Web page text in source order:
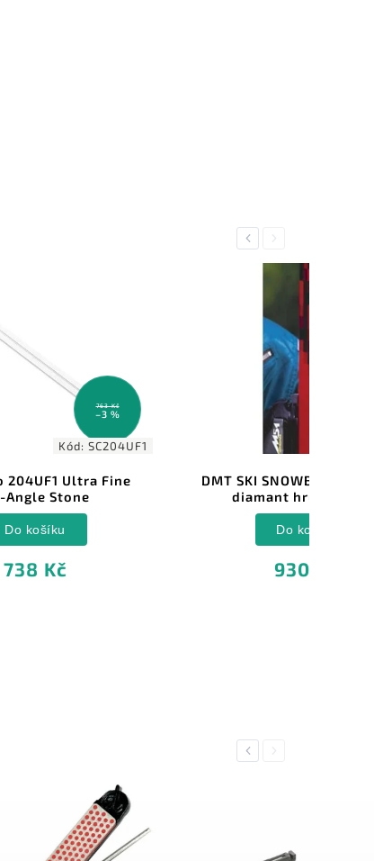
Previous
DMTW4C
DMT SKI SNOWBOARD brousek
diamant hrubý 111mm
Next
PreviousNext